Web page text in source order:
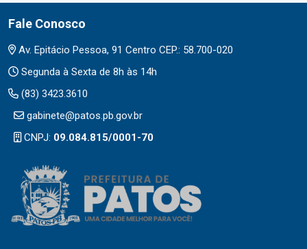
Fale Conosco
Av. Epitácio Pessoa, 91 Centro CEP.: 58.700-020
Segunda à Sexta de 8h às 14h
(83) 3423.3610
gabinete@patos.pb.gov.br
CNPJ: 09.084.815/0001-70